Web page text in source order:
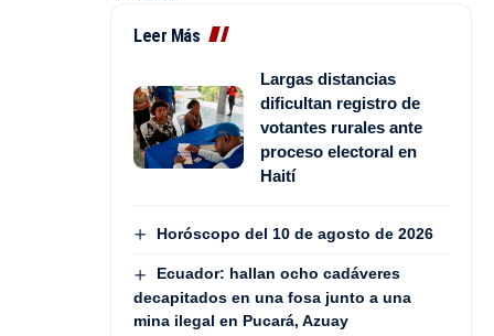
Leer Más
Largas distancias
dificultan registro de
votantes rurales ante
proceso electoral en
Haití
Horóscopo del 10 de agosto de 2026
Ecuador: hallan ocho cadáveres
decapitados en una fosa junto a una
mina ilegal en Pucará, Azuay